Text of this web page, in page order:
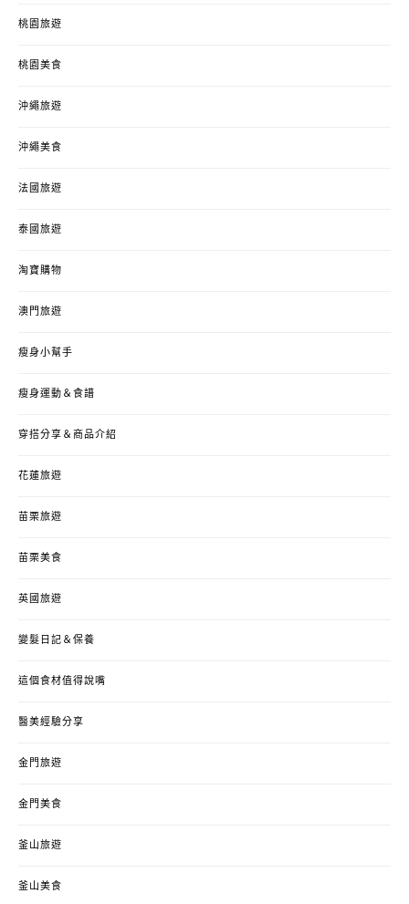
桃園旅遊
桃園美食
沖繩旅遊
沖繩美食
法國旅遊
泰國旅遊
淘寶購物
澳門旅遊
瘦身小幫手
瘦身運動＆食譜
穿搭分享＆商品介紹
花蓮旅遊
苗栗旅遊
苗栗美食
英國旅遊
變髮日記＆保養
這個食材值得說嘴
醫美經驗分享
金門旅遊
金門美食
釜山旅遊
釜山美食